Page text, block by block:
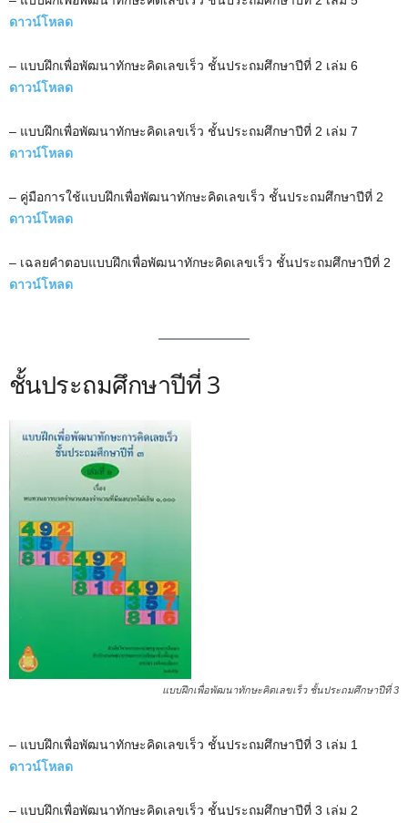
ดาวน์โหลด
– แบบฝึกเพื่อพัฒนาทักษะคิดเลขเร็ว ชั้นประถมศึกษาปีที่ 2 เล่ม 6
ดาวน์โหลด
– แบบฝึกเพื่อพัฒนาทักษะคิดเลขเร็ว ชั้นประถมศึกษาปีที่ 2 เล่ม 7
ดาวน์โหลด
– คู่มือการใช้แบบฝึกเพื่อพัฒนาทักษะคิดเลขเร็ว ชั้นประถมศึกษาปีที่ 2
ดาวน์โหลด
– เฉลยคำตอบแบบฝึกเพื่อพัฒนาทักษะคิดเลขเร็ว ชั้นประถมศึกษาปีที่ 2
ดาวน์โหลด
ชั้นประถมศึกษาปีที่ 3
แบบฝึกเพื่อพัฒนาทักษะคิดเลขเร็ว ชั้นประถมศึกษาปีที่ 3
– แบบฝึกเพื่อพัฒนาทักษะคิดเลขเร็ว ชั้นประถมศึกษาปีที่ 3 เล่ม 1
ดาวน์โหลด
– แบบฝึกเพื่อพัฒนาทักษะคิดเลขเร็ว ชั้นประถมศึกษาปีที่ 3 เล่ม 2